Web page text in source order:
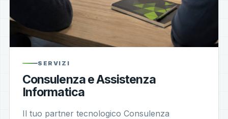
SERVIZI
Consulenza e Assistenza
Informatica
Il tuo partner tecnologico Consulenza